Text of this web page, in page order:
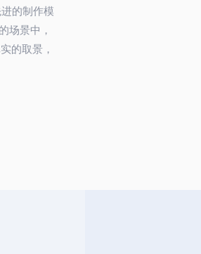
的制作模
场景中，
的取景，